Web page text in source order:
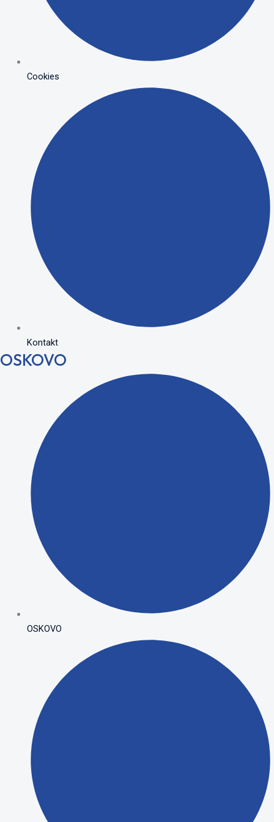
Cookies
Kontakt
OSKOVO
OSKOVO